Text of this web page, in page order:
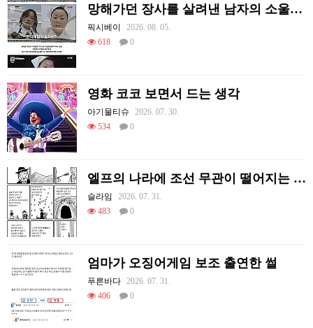
망해가던 장사를 살려낸 남자의 소울푸드 제육볶음의 위력 ㅋㅋ
픽시베이
2026. 08. 05.
618
0
영화 코코 보면서 드는 생각
아기물티슈
2026. 07. 30.
534
0
엘프의 나라에 조선 무관이 떨어지는 Manhwa
슬라임
2026. 07. 31.
483
0
엄마가 오징어게임 보조 출연한 썰
푸른바다 2026. 07. 31.
406
0